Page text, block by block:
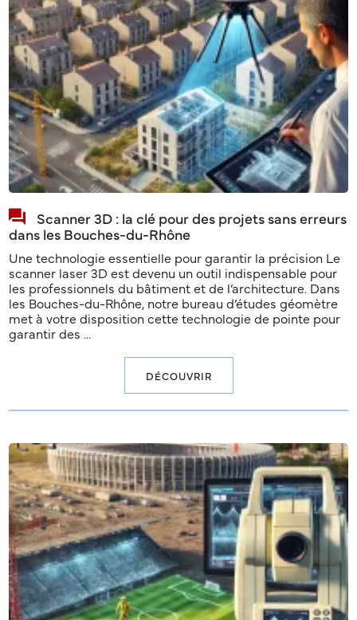
Scanner 3D : la clé pour des projets sans erreurs
dans les Bouches-du-Rhône
Une technologie essentielle pour garantir la précision Le
scanner laser 3D est devenu un outil indispensable pour
les professionnels du bâtiment et de l’architecture. Dans
les Bouches-du-Rhône, notre bureau d’études géomètre
met à votre disposition cette technologie de pointe pour
garantir des ...
DÉCOUVRIR